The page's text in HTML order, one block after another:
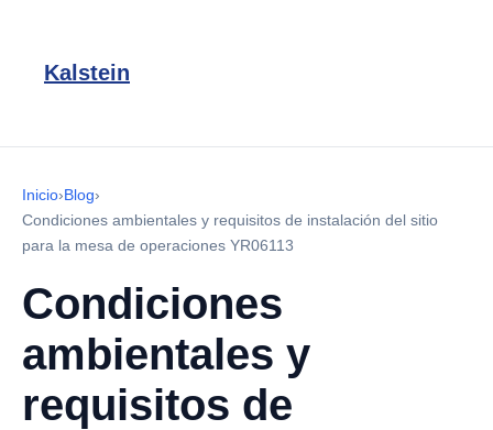
Kalstein
Inicio›Blog›
Condiciones ambientales y requisitos de instalación del sitio
para la mesa de operaciones YR06113
Condiciones
ambientales y
requisitos de